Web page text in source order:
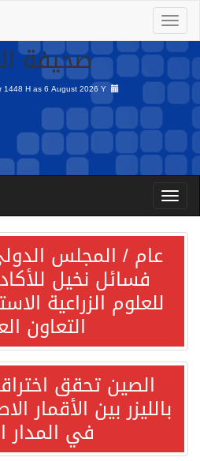
صحيفة
1448 H as6 August 2026 Y
عام / المجلس
فسائل نخيل
للعلوم الزراعية
التعاون
الصين تحقق
بالليزر بين الأقمار
في المدار